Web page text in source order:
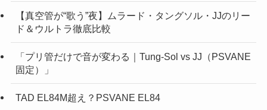
【真空管が“歌う”夜】ムラード・タングソル・JJのリー
ド＆ウルトラ徹底比較
「プリ管だけで音が変わる｜Tung-Sol vs JJ（PSVANE
固定）」
TAD EL84M超え？PSVANE EL84